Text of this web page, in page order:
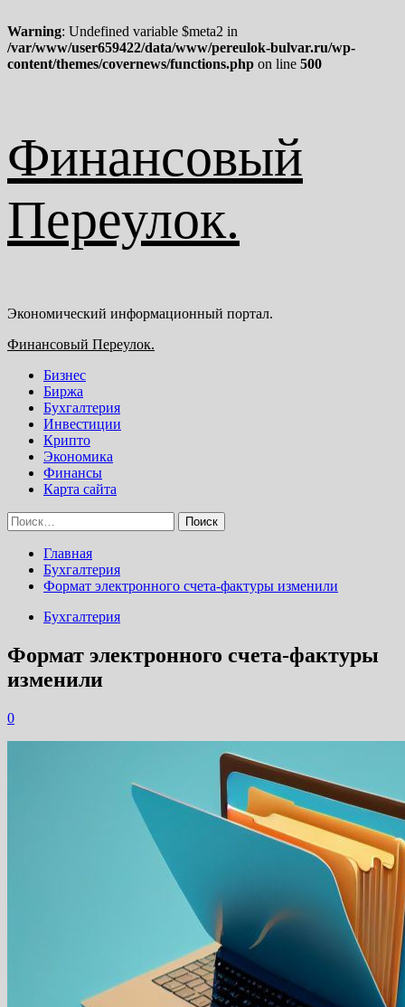
Warning: Undefined variable $meta2 in
/var/www/user659422/data/www/pereulok-bulvar.ru/wp-
content/themes/covernews/functions.php on line 500
к
содержимому
Финансовый
Переулок.
Экономический информационный портал.
Основное
Финансовый Переулок.
Бизнес
Биржа
Бухгалтерия
Инвестиции
Крипто
Экономика
Финансы
Карта сайта
Найти:
Главная
Бухгалтерия
Формат электронного счета-фактуры изменили
Бухгалтерия
Формат электронного счета-фактуры
изменили
0